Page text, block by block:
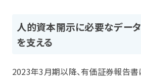
人的資本開示に必要なデー
を支える
2023年3月期以降、有価証券報告